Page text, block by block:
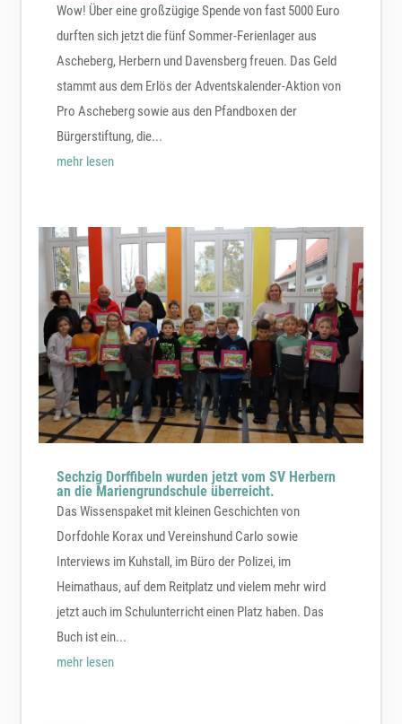
Wow! Über eine großzügige Spende von fast 5000 Euro
durften sich jetzt die fünf Sommer-Ferienlager aus
Ascheberg, Herbern und Davensberg freuen. Das Geld
stammt aus dem Erlös der Adventskalender-Aktion von
Pro Ascheberg sowie aus den Pfandboxen der
Bürgerstiftung, die...
mehr lesen
Sechzig Dorffibeln wurden jetzt vom SV Herbern
an die Mariengrundschule überreicht.
Das Wissenspaket mit kleinen Geschichten von
Dorfdohle Korax und Vereinshund Carlo sowie
Interviews im Kuhstall, im Büro der Polizei, im
Heimathaus, auf dem Reitplatz und vielem mehr wird
jetzt auch im Schulunterricht einen Platz haben. Das
Buch ist ein...
mehr lesen